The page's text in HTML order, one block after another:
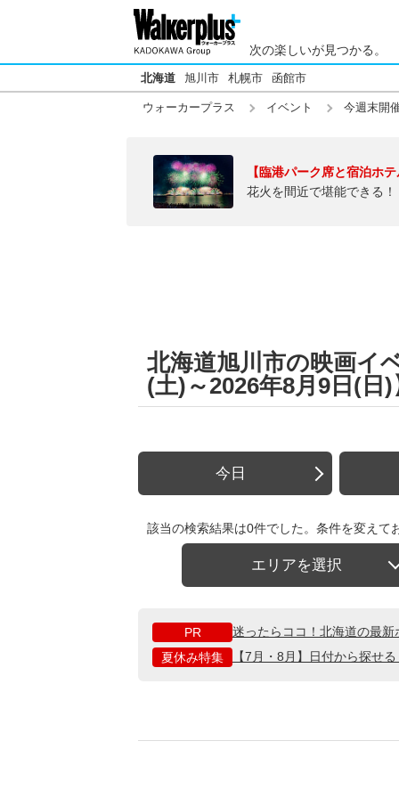
次の楽しいが見つかる。
北海道 旭川市 札幌市 函館市
ウォーカープラス イベント 今週末開
【臨港パーク席と宿泊ホ
花火を間近で堪能できる
北海道旭川市の映画イ
(土)～2026年8月9日(日)
今日
該当の検索結果は0件でした。条件を変えて
エリアを選択
PR
迷ったらココ！北海道の最
夏休み特集
【7月・8月】日付から探せ